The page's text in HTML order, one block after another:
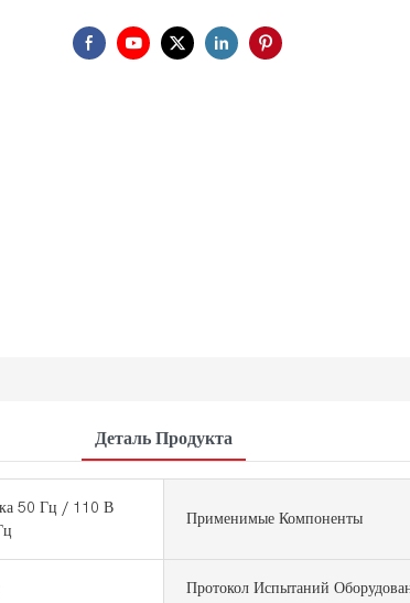
Деталь Продукта
50 Гц / 110 В
Применимые Компоненты
Протокол Испытаний